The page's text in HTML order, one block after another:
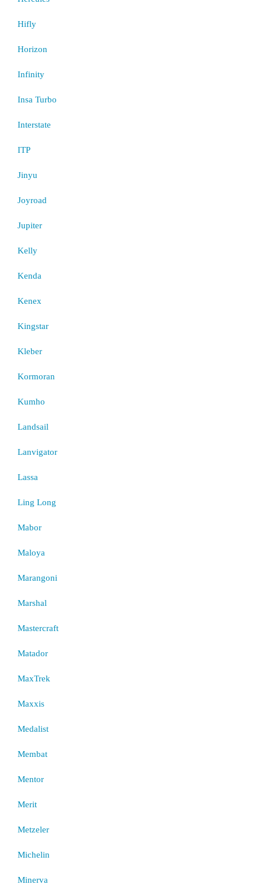
Hifly
Horizon
Infinity
Insa Turbo
Interstate
ITP
Jinyu
Joyroad
Jupiter
Kelly
Kenda
Kenex
Kingstar
Kleber
Kormoran
Kumho
Landsail
Lanvigator
Lassa
Ling Long
Mabor
Maloya
Marangoni
Marshal
Mastercraft
Matador
MaxTrek
Maxxis
Medalist
Membat
Mentor
Merit
Metzeler
Michelin
Minerva